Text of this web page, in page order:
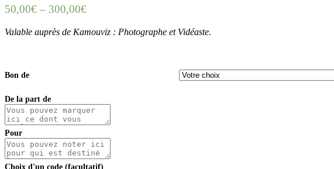
–
Kristof'
–
Kamouviz
50,00€ – 300,00€
Valable auprès de Kamouviz : Photographe et Vidéaste.
Bon de
De la part de
Pour
Choix d'un code (facultatif)